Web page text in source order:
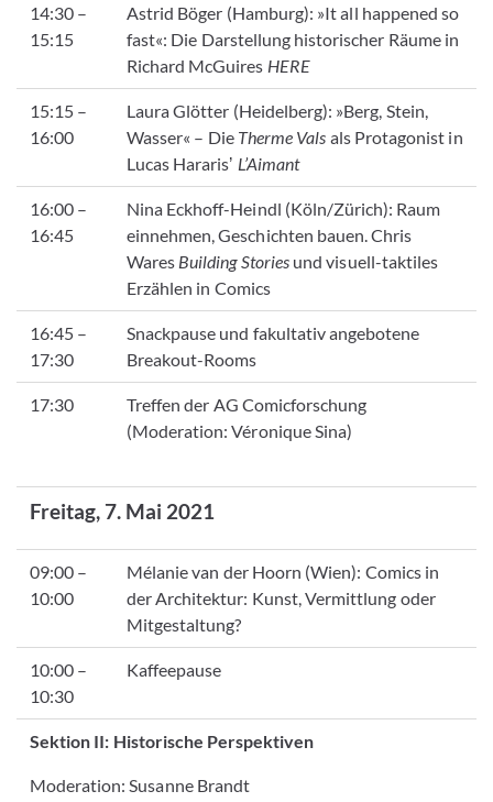
14:30 –
15:15
Astrid Böger (Hamburg): »It all happened so
fast«: Die Darstellung historischer Räume in
Richard McGuires HERE
15:15 –
16:00
Laura Glötter (Heidelberg): »Berg, Stein,
Wasser« – Die Therme Vals als Protagonist in
Lucas Hararisʼ L’Aimant
16:00 –
16:45
Nina Eckhoff-Heindl (Köln/Zürich): Raum
einnehmen, Geschichten bauen. Chris
Wares Building Storiesund visuell-taktiles
Erzählen in Comics
16:45 –
17:30
Snackpause und fakultativ angebotene
Breakout-Rooms
17:30
Treffen der AG Comicforschung
(Moderation: Véronique Sina)
Freitag, 7. Mai 2021
09:00 –
10:00
Mélanie van der Hoorn (Wien): Comics in
der Architektur: Kunst, Vermittlung oder
Mitgestaltung?
10:00 –
10:30
Kaffeepause
Sektion II: Historische Perspektiven
Moderation: Susanne Brandt